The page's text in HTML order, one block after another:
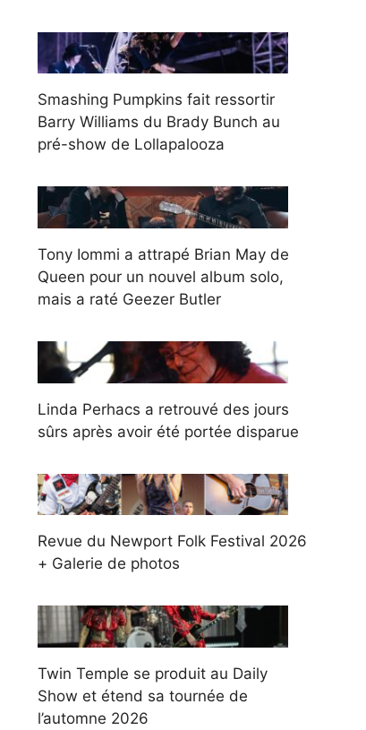
Smashing Pumpkins fait ressortir
Barry Williams du Brady Bunch au
pré-show de Lollapalooza
Tony Iommi a attrapé Brian May de
Queen pour un nouvel album solo,
mais a raté Geezer Butler
Linda Perhacs a retrouvé des jours
sûrs après avoir été portée disparue
Revue du Newport Folk Festival 2026
+ Galerie de photos
Twin Temple se produit au Daily
Show et étend sa tournée de
l’automne 2026